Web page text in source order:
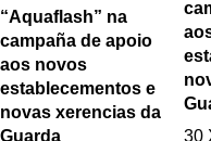
“Aquaflash” na
campaña de apoio
aos novos
establecementos e
novas xerencias da
Guarda
30